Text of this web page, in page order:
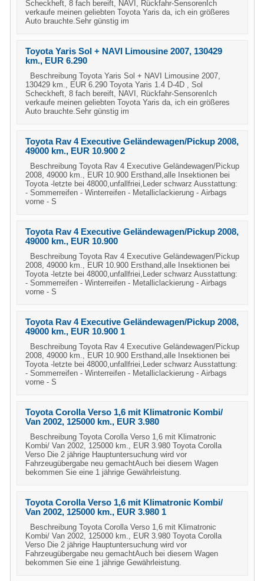
Scheckheft, 8 fach bereift, NAVI, Rückfahr-SensorenIch
verkaufe meinen geliebten Toyota Yaris da, ich ein größeres
Auto brauchte.Sehr günstig im
Toyota Yaris Sol + NAVI Limousine 2007, 130429
km., EUR 6.290
Beschreibung Toyota Yaris Sol + NAVI Limousine 2007,
130429 km., EUR 6.290 Toyota Yaris 1.4 D-4D , Sol
Scheckheft, 8 fach bereift, NAVI, Rückfahr-SensorenIch
verkaufe meinen geliebten Toyota Yaris da, ich ein größeres
Auto brauchte.Sehr günstig im
Toyota Rav 4 Executive Geländewagen/Pickup 2008,
49000 km., EUR 10.900 2
Beschreibung Toyota Rav 4 Executive Geländewagen/Pickup
2008, 49000 km., EUR 10.900 Ersthand,alle Insektionen bei
Toyota -letzte bei 48000,unfallfriei,Leder schwarz Ausstattung:
- Sommerreifen - Winterreifen - Metalliclackierung - Airbags
vorne - S
Toyota Rav 4 Executive Geländewagen/Pickup 2008,
49000 km., EUR 10.900
Beschreibung Toyota Rav 4 Executive Geländewagen/Pickup
2008, 49000 km., EUR 10.900 Ersthand,alle Insektionen bei
Toyota -letzte bei 48000,unfallfriei,Leder schwarz Ausstattung:
- Sommerreifen - Winterreifen - Metalliclackierung - Airbags
vorne - S
Toyota Rav 4 Executive Geländewagen/Pickup 2008,
49000 km., EUR 10.900 1
Beschreibung Toyota Rav 4 Executive Geländewagen/Pickup
2008, 49000 km., EUR 10.900 Ersthand,alle Insektionen bei
Toyota -letzte bei 48000,unfallfriei,Leder schwarz Ausstattung:
- Sommerreifen - Winterreifen - Metalliclackierung - Airbags
vorne - S
Toyota Corolla Verso 1,6 mit Klimatronic Kombi/
Van 2002, 125000 km., EUR 3.980
Beschreibung Toyota Corolla Verso 1,6 mit Klimatronic
Kombi/ Van 2002, 125000 km., EUR 3.980 Toyota Corolla
Verso Die 2 jährige Hauptuntersuchung wird vor
Fahrzeugübergabe neu gemachtAuch bei diesem Wagen
bekommen Sie eine 1 jährige Gewährleistung.
Toyota Corolla Verso 1,6 mit Klimatronic Kombi/
Van 2002, 125000 km., EUR 3.980 1
Beschreibung Toyota Corolla Verso 1,6 mit Klimatronic
Kombi/ Van 2002, 125000 km., EUR 3.980 Toyota Corolla
Verso Die 2 jährige Hauptuntersuchung wird vor
Fahrzeugübergabe neu gemachtAuch bei diesem Wagen
bekommen Sie eine 1 jährige Gewährleistung.